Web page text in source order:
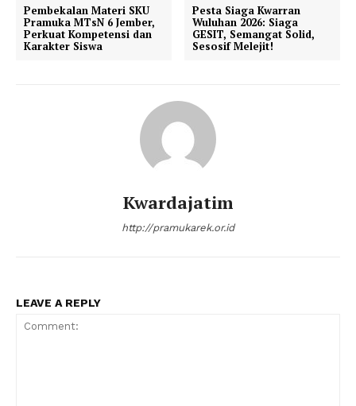
Pembekalan Materi SKU
Pramuka MTsN 6 Jember,
Perkuat Kompetensi dan
Karakter Siswa
Pesta Siaga Kwarran
Wuluhan 2026: Siaga
GESIT, Semangat Solid,
Sesosif Melejit!
Kwardajatim
http://pramukarek.or.id
LEAVE A REPLY